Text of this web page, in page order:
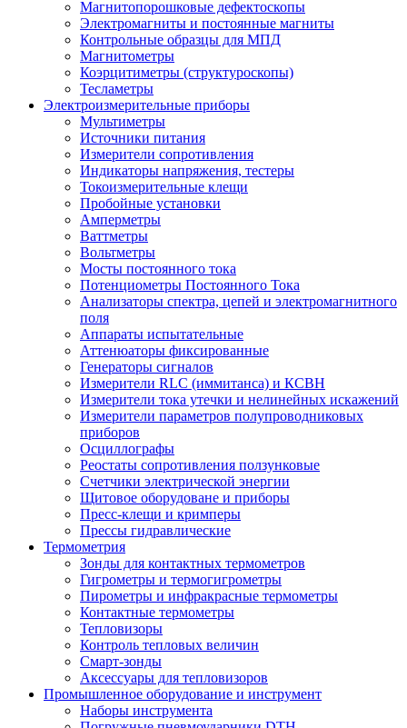
Магнитопорошковые дефектоскопы
Электромагниты и постоянные магниты
Контрольные образцы для МПД
Магнитометры
Коэрцитиметры (структуроскопы)
Тесламетры
Электроизмерительные приборы
Мультиметры
Источники питания
Измерители сопротивления
Индикаторы напряжения, тестеры
Токоизмерительные клещи
Пробойные установки
Амперметры
Ваттметры
Вольтметры
Мосты постоянного тока
Потенциометры Постоянного Тока
Анализаторы спектра, цепей и электромагнитного
поля
Аппараты испытательные
Аттенюаторы фиксированные
Генераторы сигналов
Измерители RLC (иммитанса) и КСВН
Измерители тока утечки и нелинейных искажений
Измерители параметров полупроводниковых
приборов
Осциллографы
Реостаты сопротивления ползунковые
Счетчики электрической энергии
Щитовое оборудоване и приборы
Пресс-клещи и кримперы
Прессы гидравлические
Термометрия
Зонды для контактных термометров
Гигрометры и термогигрометры
Пирометры и инфракрасные термометры
Контактные термометры
Тепловизоры
Контроль тепловых величин
Смарт-зонды
Аксессуары для тепловизоров
Промышленное оборудование и инструмент
Наборы инструмента